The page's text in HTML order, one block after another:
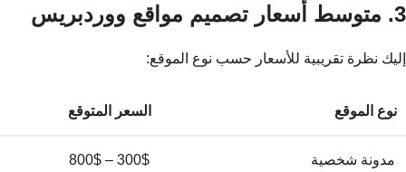
3. متوسط أسعار تصميم مواقع ووردبريس
إليك نظرة تقريبية للأسعار حسب نوع الموقع:
نوع الموقع السعر المتوقع
مدونة شخصية 300$ – 800$